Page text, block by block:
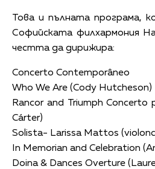
Това и пълната програма,
Софийската филхармония
честта да дирижира:
Concerto Contemporâneo
Who We Are (Cody Hutcheson)
Rancor and Triumph Concerto
Cárter)
Solista- Larissa Mattos
In Memorian and Celebration
Doina & Dances Overture